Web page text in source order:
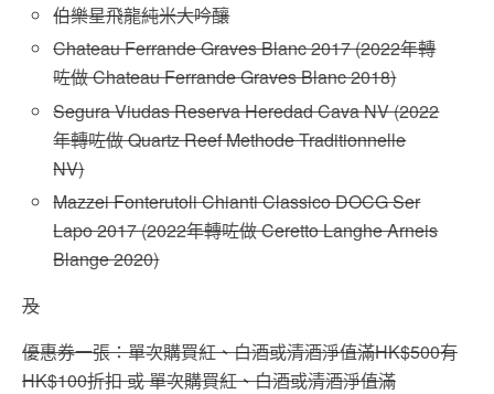
伯樂星飛龍純米大吟釀
Chateau Ferrande Graves Blanc 2017 (2022年轉
咗做 Chateau Ferrande Graves Blanc 2018)
Segura Viudas Reserva Heredad Cava NV (2022
年轉咗做 Quartz Reef Methode Traditionnelle
NV)
Mazzei Fonterutoli Chianti Classico DOCG Ser
Lapo 2017 (2022年轉咗做 Ceretto Langhe Arneis
Blange 2020)
及
優惠券一張：單次購買紅、白酒或清酒淨值滿HK$500有
HK$100折扣 或 單次購買紅、白酒或清酒淨值滿